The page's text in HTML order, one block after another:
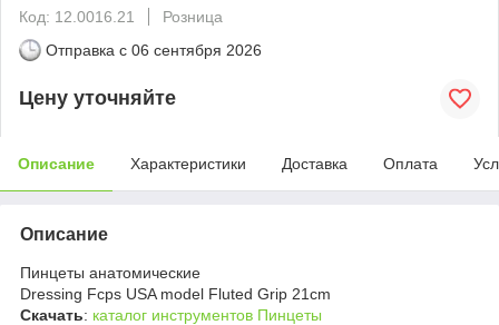
Код: 12.0016.21
Розница
Отправка с 06 сентября 2026
Цену уточняйте
Описание Характеристики Доставка Оплата
Описание
Пинцеты анатомические
Dressing Fcps USA model Fluted Grip 21cm
Скачать: каталог инструментов Пинцеты